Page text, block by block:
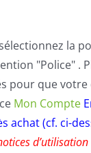
la
"Police" .
pour que
Mon Compte
achat (cf. ci-